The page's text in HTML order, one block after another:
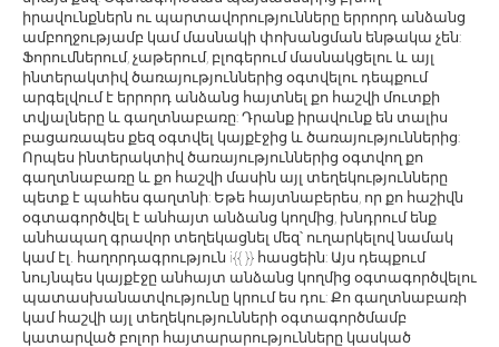
իրավունքներն ու պարտավորությունները երրորդ անձանց
ամբողջությամբ կամ մասնակի փոխանցման ենթակա չեն:
Ֆորումներում, չաթերում, բլոգերում մասնակցելու և այլ
ինտերակտիվ ծառայություններից օգտվելու դեպքում
արգելվում է երրորդ անձանց հայտնել քո հաշվի մուտքի
տվյալները և գաղտնաբառը: Դրանք իրավունք են տալիս
բացառապես քեզ օգտվել կայքէջից և ծառայություններից:
Որպես ինտերակտիվ ծառայություններից օգտվող քո
գաղտնաբառը և քո հաշվի մասին այլ տեղեկությունները
պետք է պահես գաղտնի: Եթե հայտնաբերես, որ քո հաշիվն
օգտագործվել է անհայտ անձանց կողմից, խնդրում ենք
անհապաղ գրավոր տեղեկացնել մեզ՝ ուղարկելով նամակ
կամ էլ. հաղորդագրություն i{{ }} հասցեին: Այս դեպքում
նույնպես կայքէջը անհայտ անձանց կողմից օգտագործվելու
պատասխանատվությունը կրում ես դու: Քո գաղտնաբառի
կամ հաշվի այլ տեղեկությունների օգտագործմամբ
կատարված բոլոր հայտարարությունները կասկած